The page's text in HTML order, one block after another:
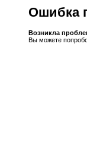
Ошибка
Возникла
Вы можете